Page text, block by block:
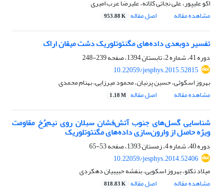
اکو علیپور، علی نجاتی کلاته، علیرضا عرب امیری
مشاهده مقاله
اصل مقاله 953.88 K
تفسیر دوبعدی داده‌های مگنتوتلوریک دشت میقان اراک
دوره 41، شماره 2، تابستان 1394، صفحه
239-248
10.22059/jesphys.2015.52815
بهروز اسکوئی، حسین پرنیان، محمود میرزایی، بهنام محمدی
مشاهده مقاله
اصل مقاله 1.18 M
شناسایی گسل‌های جنوب آتش‌فشان سبلان روی نیم‌رُخ مقاومت
ویژه حاصل از وارون‌سازی داده‌‌‌‌های مگنتوتلوریک
دوره 40، شماره 4، زمستان 1393، صفحه
53-65
10.22059/jesphys.2014.52406
میلاد تکلو، بهروز اسکویی، بنفشه حبیبیان دهکردی
مشاهده مقاله
اصل مقاله 818.83 K